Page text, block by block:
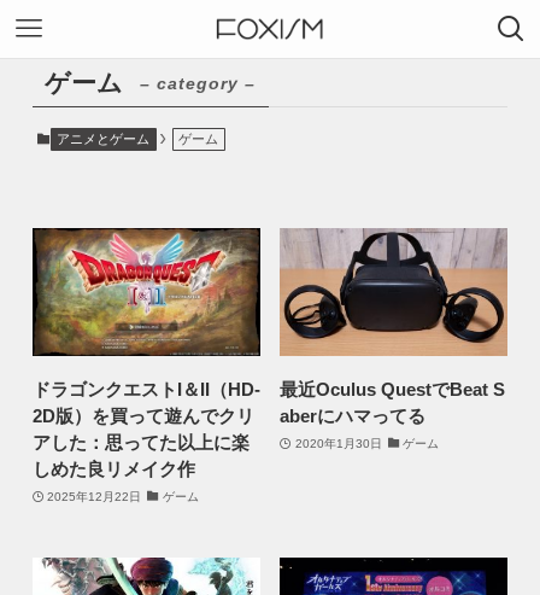
ゲーム – category –
アニメとゲーム ゲーム
ドラゴンクエストI＆II（HD-
2D版）を買って遊んでクリ
アした：思ってた以上に楽
しめた良リメイク作
2025年12月22日 ゲーム
最近Oculus QuestでBeat S
aberにハマってる
2020年1月30日 ゲーム